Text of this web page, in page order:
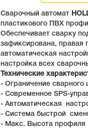
Сварочный автомат
пластикового ПВХ
Обеспечивает сварку
зафиксирована, правая
автоматическая
настройка всех
Технические
- Ограничение сварного
- Современное SPS-
- Автоматическая
- Система быстрой
- Макс. Высота профиля